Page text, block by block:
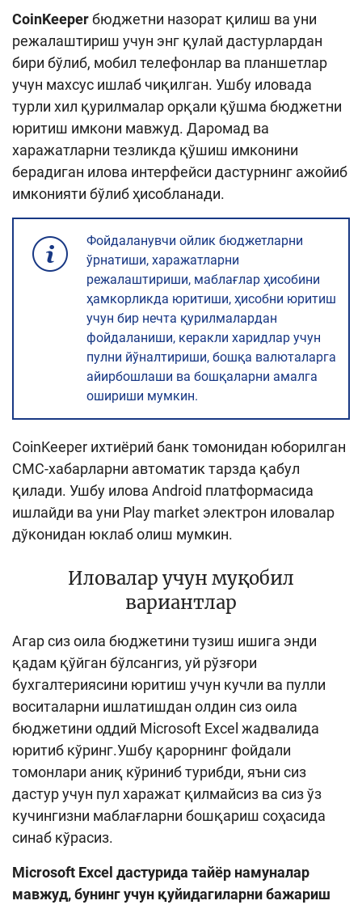
CoinKeeperбюджетни назорат қилиш ва уни
режалаштириш учун энг қулай дастурлардан
бири бўлиб, мобил телефонлар ва планшетлар
учун махсус ишлаб чиқилган. Ушбу иловада
турли хил қурилмалар орқали қўшма бюджетни
юритиш имкони мавжуд. Даромад ва
харажатларни тезликда қўшиш имконини
берадиган илова интерфейси дастурнинг ажойиб
имконияти бўлиб ҳисобланади.
Фойдаланувчи ойлик бюджетларни
ўрнатиши, харажатларни
режалаштириши, маблағлар ҳисобини
ҳамкорликда юритиши, ҳисобни юритиш
учун бир нечта қурилмалардан
фойдаланиши, керакли харидлар учун
пулни йўналтириши, бошқа валюталарга
айирбошлаши ва бошқаларни амалга
ошириши мумкин.
CoinKeeper ихтиёрий банк томонидан юборилган
СМС-хабарларни автоматик тарзда қабул
қилади. Ушбу илова Android платформасида
ишлайди ва уни Play market электрон иловалар
дўконидан юклаб олиш мумкин.
Иловалар учун муқобил
вариантлар
Агар сиз оила бюджетини тузиш ишига энди
қадам қўйган бўлсангиз, уй рўзғори
бухгалтериясини юритиш учун кучли ва пулли
воситаларни ишлатишдан олдин сиз оила
бюджетини оддий Microsoft Excel жадвалида
юритиб кўринг.Ушбу қарорнинг фойдали
томонлари аниқ кўриниб турибди, яъни сиз
дастур учун пул харажат қилмайсиз ва сиз ўз
кучингизни маблағларни бошқариш соҳасида
синаб кўрасиз.
Microsoft Excel дастурида тайёр намуналар
мавжуд, бунинг учун қуйидагиларни бажариш